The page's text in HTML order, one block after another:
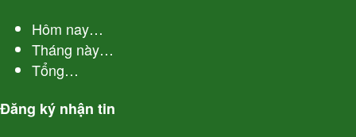
Hôm nay…
Tháng này…
Tổng…
Đăng ký nhận tin